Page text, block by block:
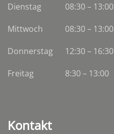
Dienstag
08:30– 13:00
Mittwoch
08:30– 13:00
Donnerstag
12:30 – 16:30
Freitag
8:30 – 13:00
Kontakt